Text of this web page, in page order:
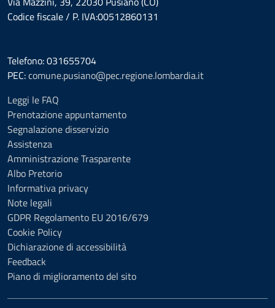
Codice fiscale / P. IVA:00512860131
Telefono: 031655704
PEC:comune.pusiano@pec.regione.lombardia.it
Leggi le FAQ
Prenotazione appuntamento
Segnalazione disservizio
Assistenza
Amministrazione Trasparente
Albo Pretorio
Informativa privacy
Note legali
GDPR Regolamento EU 2016/679
Cookie Policy
Dichiarazione di accessibilità
Feedback
Piano di miglioramento del sito